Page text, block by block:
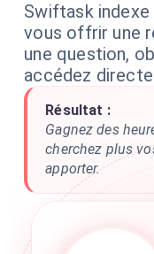
Swiftask
vous offrir une
une question,
accédez
Résultat :
Gagnez des
cherchez plus
apporter.